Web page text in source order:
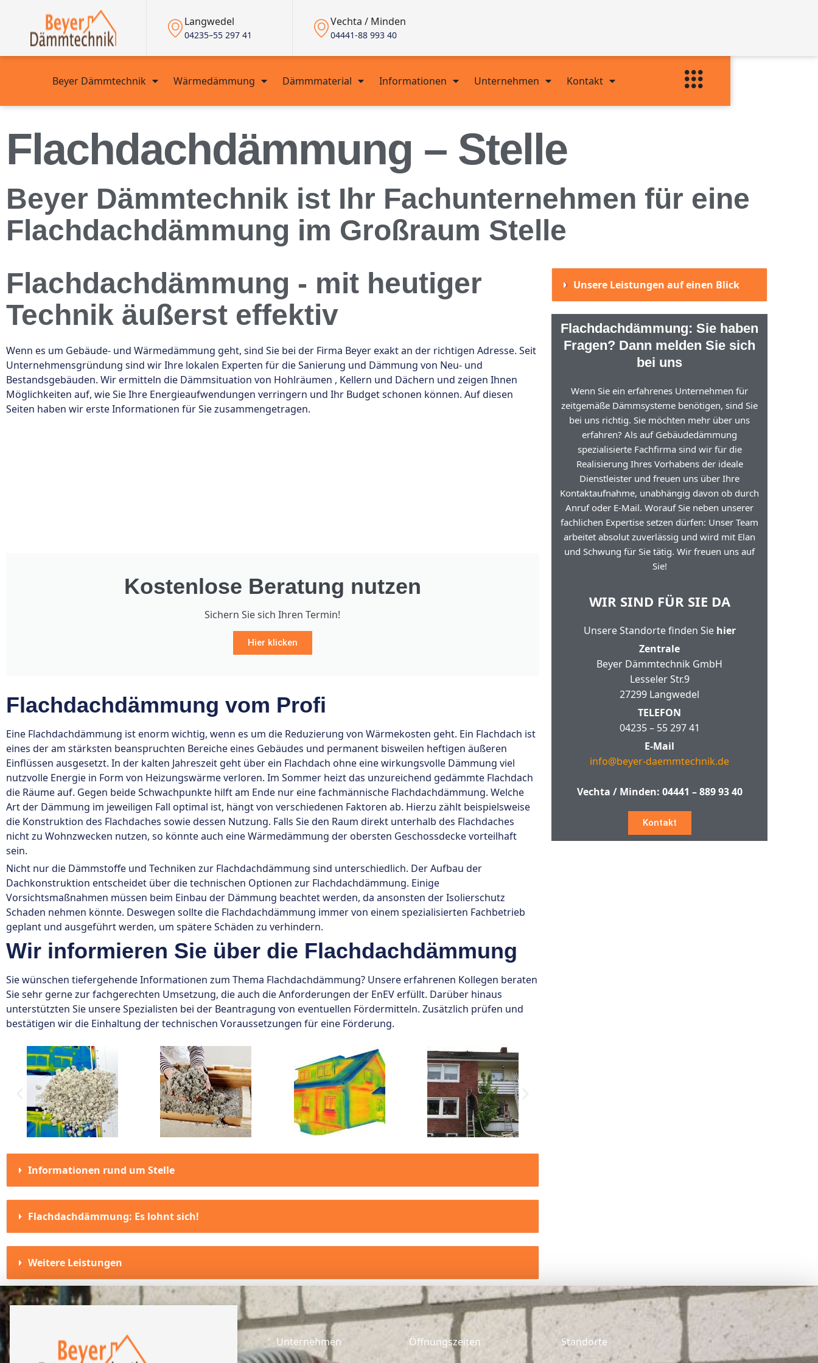
Langwedel
04235–55 297 41
Vechta / Minden
04441-88 993 40
Beyer Dämmtechnik Wärmedämmung Dämmmaterial Informationen Unternehmen Kontakt
Flachdachdämmung – Stelle
Beyer Dämmtechnik ist Ihr Fachunternehmen für eine
Flachdachdämmung im Großraum Stelle
Flachdachdämmung - mit heutiger
Technik äußerst effektiv
Wenn es um Gebäude- und Wärmedämmung geht, sind Sie bei der Firma Beyer exakt an der richtigen Adresse. Seit
Unternehmensgründung sind wir Ihre lokalen Experten für die Sanierung und Dämmung von Neu- und
Bestandsgebäuden. Wir ermitteln die Dämmsituation von Hohlräumen , Kellern und Dächern und zeigen Ihnen
Möglichkeiten auf, wie Sie Ihre Energieaufwendungen verringern und Ihr Budget schonen können. Auf diesen
Seiten haben wir erste Informationen für Sie zusammengetragen.
Kostenlose Beratung nutzen
Sichern Sie sich Ihren Termin!
Hier klicken
Flachdachdämmung vom Profi
Eine Flachdachdämmung ist enorm wichtig, wenn es um die Reduzierung von Wärmekosten geht. Ein Flachdach ist
eines der am stärksten beanspruchten Bereiche eines Gebäudes und permanent bisweilen heftigen äußeren
Einflüssen ausgesetzt. In der kalten Jahreszeit geht über ein Flachdach ohne eine wirkungsvolle Dämmung viel
nutzvolle Energie in Form von Heizungswärme verloren. Im Sommer heizt das unzureichend gedämmte Flachdach
die Räume auf. Gegen beide Schwachpunkte hilft am Ende nur eine fachmännische Flachdachdämmung. Welche
Art der Dämmung im jeweiligen Fall optimal ist, hängt von verschiedenen Faktoren ab. Hierzu zählt beispielsweise
die Konstruktion des Flachdaches sowie dessen Nutzung. Falls Sie den Raum direkt unterhalb des Flachdaches
nicht zu Wohnzwecken nutzen, so könnte auch eine Wärmedämmung der obersten Geschossdecke vorteilhaft
sein.
Nicht nur die Dämmstoffe und Techniken zur Flachdachdämmung sind unterschiedlich. Der Aufbau der
Dachkonstruktion entscheidet über die technischen Optionen zur Flachdachdämmung. Einige
Vorsichtsmaßnahmen müssen beim Einbau der Dämmung beachtet werden, da ansonsten der Isolierschutz
Schaden nehmen könnte. Deswegen sollte die Flachdachdämmung immer von einem spezialisierten Fachbetrieb
geplant und ausgeführt werden, um spätere Schäden zu verhindern.
Wir informieren Sie über die Flachdachdämmung
Sie wünschen tiefergehende Informationen zum Thema Flachdachdämmung? Unsere erfahrenen Kollegen beraten
Sie sehr gerne zur fachgerechten Umsetzung, die auch die Anforderungen der EnEV erfüllt. Darüber hinaus
unterstützten Sie unsere Spezialisten bei der Beantragung von eventuellen Fördermitteln. Zusätzlich prüfen und
bestätigen wir die Einhaltung der technischen Voraussetzungen für eine Förderung.
Informationen rund um Stelle
Flachdachdämmung: Es lohnt sich!
Weitere Leistungen
Unsere Leistungen auf einen Blick
Flachdachdämmung: Sie haben
Fragen? Dann melden Sie sich
bei uns
Wenn Sie ein erfahrenes Unternehmen für
zeitgemäße Dämmsysteme benötigen, sind Sie
bei uns richtig. Sie möchten mehr über uns
erfahren? Als auf Gebäudedämmung
spezialisierte Fachfirma sind wir für die
Realisierung Ihres Vorhabens der ideale
Dienstleister und freuen uns über Ihre
Kontaktaufnahme, unabhängig davon ob durch
Anruf oder E-Mail. Worauf Sie neben unserer
fachlichen Expertise setzen dürfen: Unser Team
arbeitet absolut zuverlässig und wird mit Elan
und Schwung für Sie tätig. Wir freuen uns auf
Sie!
WIR SIND FÜR SIE DA
Unsere Standorte finden Sie hier
Zentrale
Beyer Dämmtechnik GmbH
Lesseler Str.9
27299 Langwedel
TELEFON
04235 – 55 297 41
E-Mail
info@beyer-daemmtechnik.de
Vechta / Minden: 04441 – 889 93 40
Kontakt
Unternehmen Öffnungszeiten Standorte